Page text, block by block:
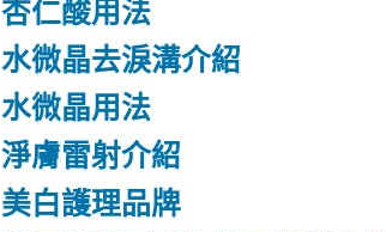
杏仁酸用法
水微晶去淚溝介紹
水微晶用法
淨膚雷射介紹
美白護理品牌